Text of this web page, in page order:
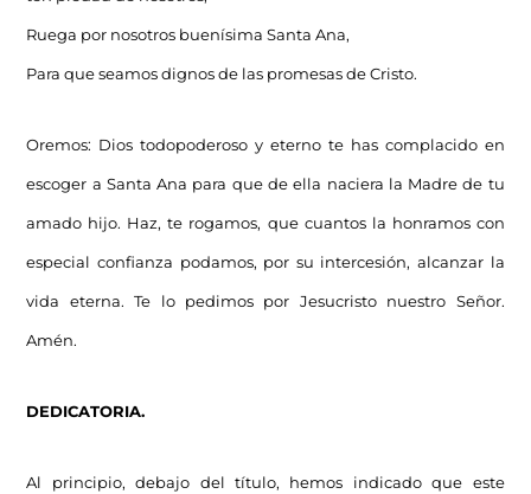
Ruega por nosotros buenísima Santa Ana,
Para que seamos dignos de las promesas de Cristo.
Oremos: Dios todopoderoso y eterno te has complacido en
escoger a Santa Ana para que de ella naciera la Madre de tu
amado hijo. Haz, te rogamos, que cuantos la honramos con
especial confianza podamos, por su intercesión, alcanzar la
vida eterna. Te lo pedimos por Jesucristo nuestro Señor.
Amén.
DEDICATORIA.
Al principio, debajo del título, hemos indicado que este